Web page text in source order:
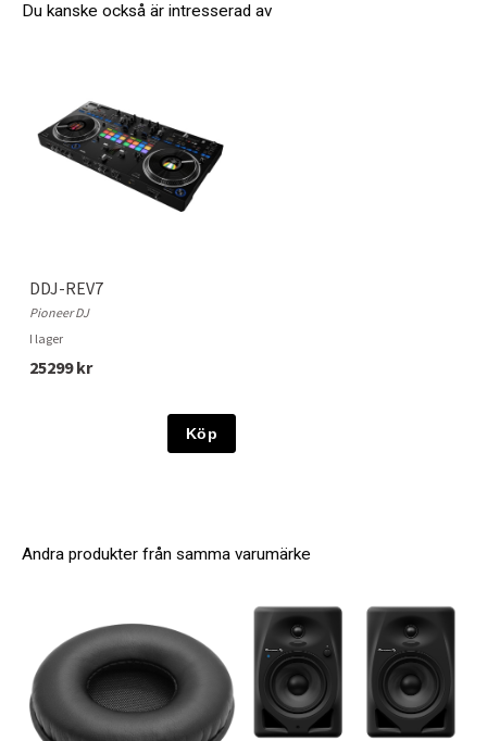
Du kanske också är intresserad av
DDJ-REV7
Pioneer DJ
I lager
25299 kr
Köp
Andra produkter från samma varumärke